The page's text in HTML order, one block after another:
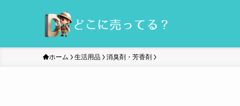
ホーム 生活用品 消臭剤・芳香剤